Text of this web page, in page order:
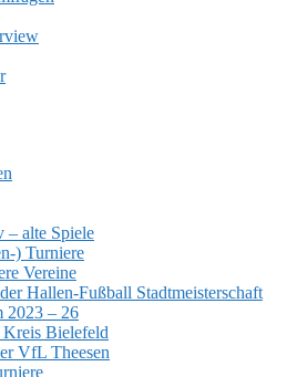
alte Spiele
) Turniere
Vereine
Hallen-Fußball Stadtmeisterschaft
2023 – 26
Kreis Bielefeld
VfL Theesen